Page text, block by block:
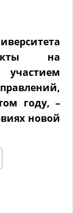
на
году, –
новой